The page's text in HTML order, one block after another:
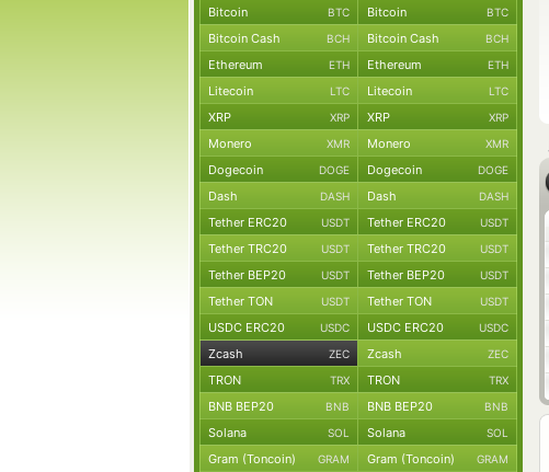
Bitcoin BTC Bitcoin BTC
Bitcoin Cash BCH Bitcoin Cash BCH
Ethereum ETH Ethereum ETH
Litecoin LTC Litecoin LTC
XRP XRP XRP XRP
Monero XMR Monero XMR
Dogecoin DOGE Dogecoin DOGE
Dash DASH Dash DASH
Tether ERC20 USDT Tether ERC20 USDT
Tether TRC20 USDT Tether TRC20 USDT
Tether BEP20 USDT Tether BEP20 USDT
Tether TON USDT Tether TON USDT
USDC ERC20 USDC USDC ERC20 USDC
Zcash ZEC Zcash ZEC
TRON TRX TRON TRX
BNB BEP20 BNB BNB BEP20 BNB
Solana SOL Solana SOL
Gram (Toncoin) GRAM Gram (Toncoin) GRAM